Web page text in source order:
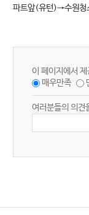
파트앞(유턴)→수원청
이 페이지에서
매우만족
여러분들의 의견